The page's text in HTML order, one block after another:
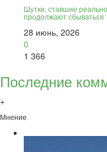
Шутки, ставшие
продолжают сбываться
28 июнь, 2026
0
1 366
Последние
+
Мнение